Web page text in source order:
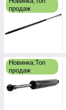
продаж
Новинка;Топ
продаж